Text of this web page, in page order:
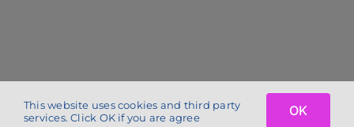
Copyright 2024 | cochlea.eu | All Rights Reserved | conception :petit
service
This website uses cookies and third party
services. Click OK if you are agree
OK